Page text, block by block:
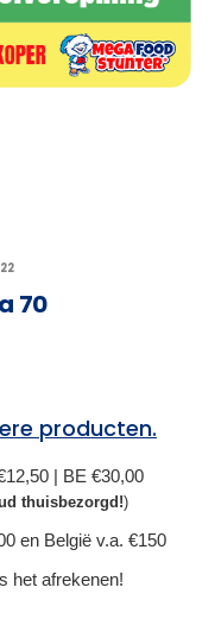
70
producten.
| BE €30,00
thuisbezorgd!)
en België v.a. €150
het afrekenen!